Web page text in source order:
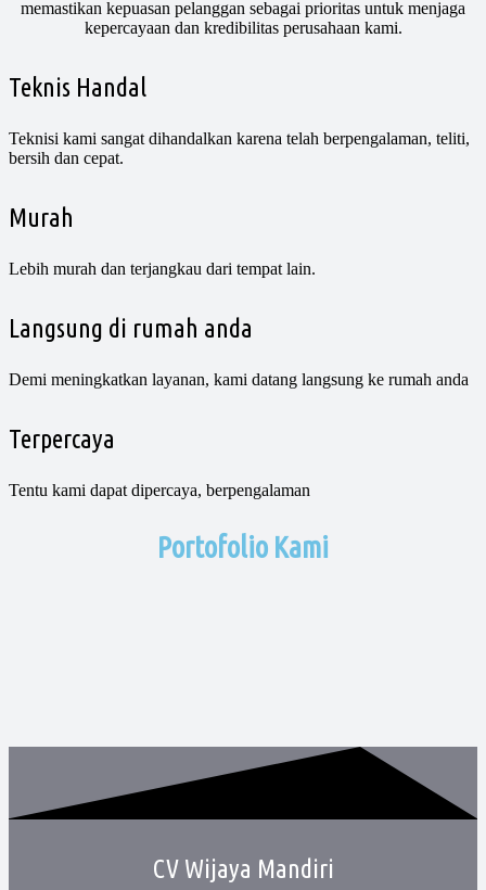
memastikan kepuasan pelanggan sebagai prioritas untuk menjaga
kepercayaan dan kredibilitas perusahaan kami.
Teknis Handal
Teknisi kami sangat dihandalkan karena telah berpengalaman, teliti,
bersih dan cepat.
Murah
Lebih murah dan terjangkau dari tempat lain.
Langsung di rumah anda
Demi meningkatkan layanan, kami datang langsung ke rumah anda
Terpercaya
Tentu kami dapat dipercaya, berpengalaman
Portofolio Kami
CV Wijaya Mandiri